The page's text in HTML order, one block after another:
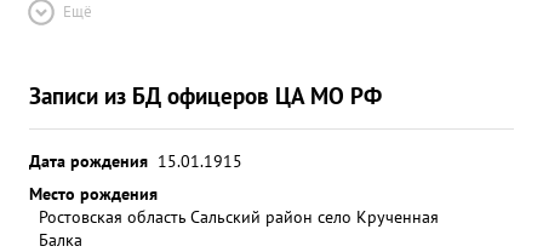
Ещё
Записи из БД офицеров ЦА МО РФ
Дата рождения 15.01.1915
Место рождения
Ростовская область Сальский район село Крученная
Балка